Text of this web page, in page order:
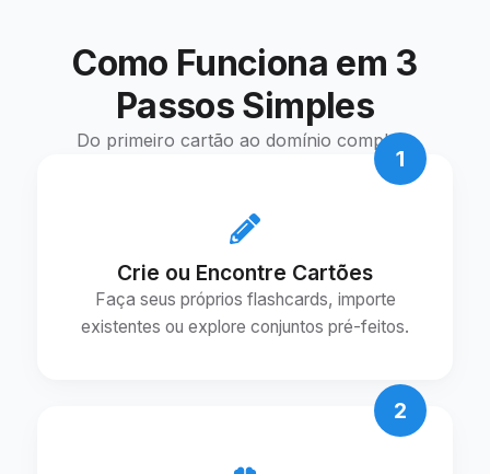
Como Funciona em 3
Passos Simples
Do primeiro cartão ao domínio completo
1
Crie ou Encontre Cartões
Faça seus próprios flashcards, importe
existentes ou explore conjuntos pré-feitos.
2